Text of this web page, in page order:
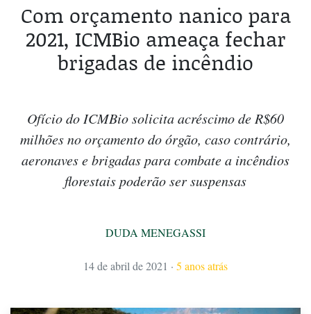
Com orçamento nanico para
2021, ICMBio ameaça fechar
brigadas de incêndio
Ofício do ICMBio solicita acréscimo de R$60
milhões no orçamento do órgão, caso contrário,
aeronaves e brigadas para combate a incêndios
florestais poderão ser suspensas
DUDA MENEGASSI
14 de abril de 2021 · 5 anos atrás